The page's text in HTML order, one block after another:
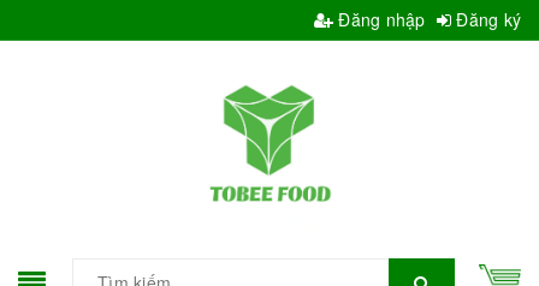
Đăng nhập Đăng ký